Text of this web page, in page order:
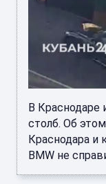
В Краснодаре
столб. Об
Краснодара и
BMW не